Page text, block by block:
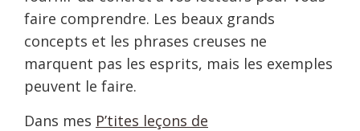
faire comprendre. Les beaux grands
concepts et les phrases creuses ne
marquent pas les esprits, mais les exemples
peuvent le faire.
Dans mes P’tites leçons de